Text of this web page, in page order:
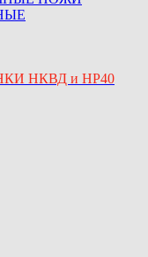
НКВД и НР40